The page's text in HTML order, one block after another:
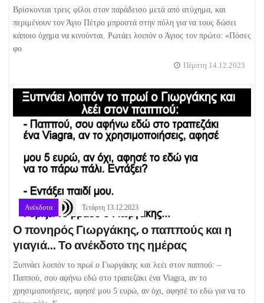
Βρίσκονται τρεις φίλοι στον παράδεισο μετά από ατύχημα, και
περιμένουν τον Άγιο Πέτρο μπροστά στην πύλη για να τους δώσει
κάποιο όχημα να κινούνται. Ρωτάει λοιπόν ο Άγιος τον πρώτο: «Πόσες
φο
Πέμπτη 14.12.2023
Ανέκδοτα Τετάρτη 13.12.2023
Ο πονηρός Γιωργάκης, ο παππούς και η
γιαγιά... Το ανέκδοτο της ημέρας
Ξυπνάει λοιπόν το πρωί ο Γιωργάκης και λεέι στον παππού: –
Παππού, σου αφήνω εδώ στο τραπεζάκι ένα Viagra, αν το
χρησιμοποιήσεις, αφησέ μου 5 ευρώ, αν όχι, αφησέ το εδώ για να το